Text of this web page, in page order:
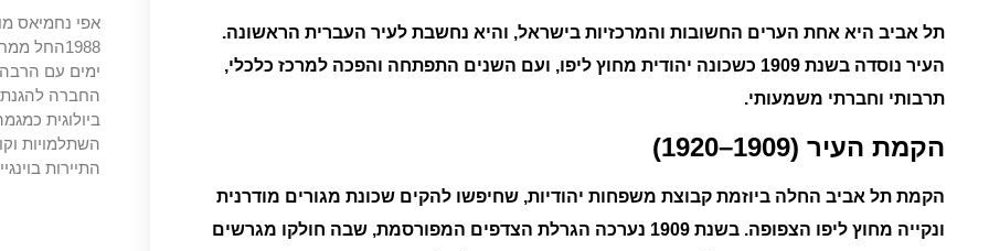
תל אביב היא אחת הערים החשובות והמרכזיות בישראל, והיא נחשבת לעיר העברית הראשונה.
העיר נוסדה בשנת 1909 כשכונה יהודית מחוץ ליפו, ועם השנים התפתחה והפכה למרכז כלכלי,
תרבותי וחברתי משמעותי.
הקמת העיר (1909–1920)
הקמת תל אביב החלה ביוזמת קבוצת משפחות יהודיות, שחיפשו להקים שכונת מגורים מודרנית
ונקייה מחוץ ליפו הצפופה. בשנת 1909 נערכה הגרלת הצדפים המפורסמת, שבה חולקו מגרשים
אפי נחמיאס
1988החל
ימים עם הרבה
החברה
ביולוגית
השתלמויות
התיירות